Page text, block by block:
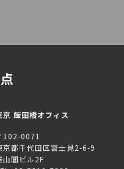
京 飯田橋オフィス
102-0071
京都千代田区富士見2-6-9
山閣ビル2F